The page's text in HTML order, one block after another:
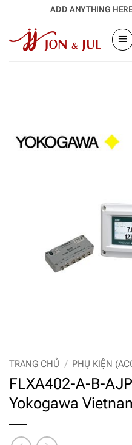
nội
ADD ANYTHING
TRANG CHỦ / PHỤ KIỆN
FLXA402-A-B-
Yokogawa